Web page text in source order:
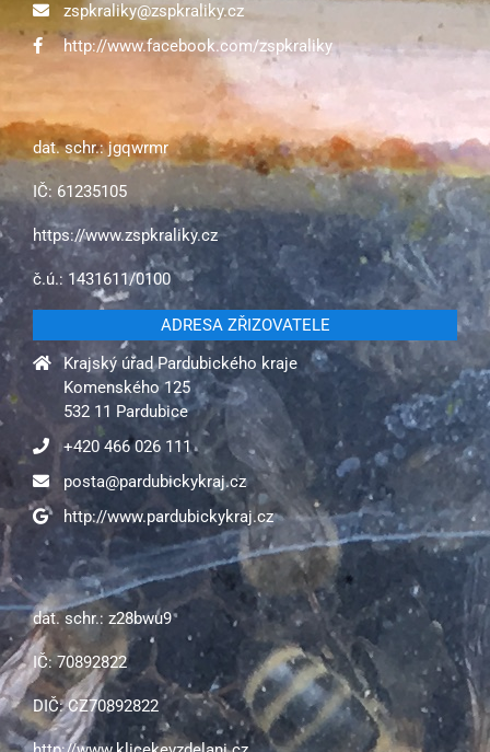
zspkraliky@zspkraliky.cz
http://www.facebook.com/zspkraliky
dat. schr.: jgqwrmr
IČ: 61235105
https://www.zspkraliky.cz
č.ú.: 1431611/0100
ADRESA ZŘIZOVATELE
Krajský úřad Pardubického kraje
Komenského 125
532 11 Pardubice
+420 466 026 111
posta@pardubickykraj.cz
http://www.pardubickykraj.cz
dat. schr.: z28bwu9
IČ: 70892822
DIČ: CZ70892822